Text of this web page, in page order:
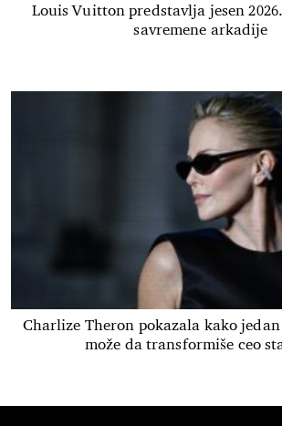
Louis Vuitton predstavlja jesen
savremene arkadije
Charlize Theron pokazala kako
može da transformiše ceo